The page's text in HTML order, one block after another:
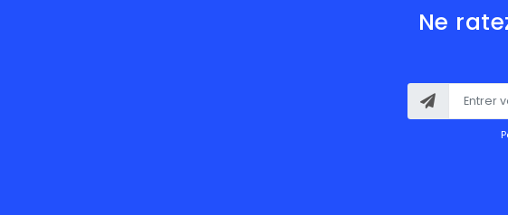
Ne